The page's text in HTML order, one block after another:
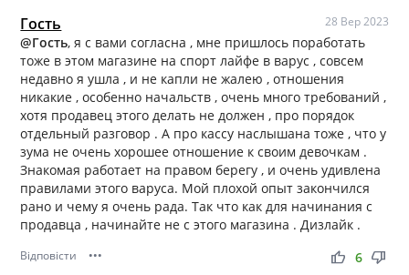
Гость 28 Вер 2023
@Гость, я с вами согласна , мне пришлось поработать
тоже в этом магазине на спорт лайфе в варус , совсем
недавно я ушла , и не капли не жалею , отношения
никакие , особенно начальств , очень много требований ,
хотя продавец этого делать не должен , про порядок
отдельный разговор . А про кассу наслышана тоже , что у
зума не очень хорошее отношение к своим девочкам .
Знакомая работает на правом берегу , и очень удивлена
правилами этого варуса. Мой плохой опыт закончился
рано и чему я очень рада. Так что как для начинания с
продавца , начинайте не с этого магазина . Дизлайк .
Відповісти ••• thumb_up thumb_down
6